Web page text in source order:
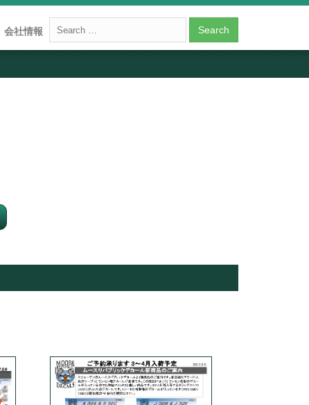
会社情報